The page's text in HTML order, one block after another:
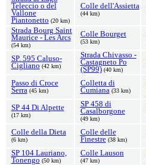
Teleccio o del
Vallone
Piantonetto (20 km)
Colle dell'Assietta
(44 km)
Strada Bourg Saint
Maurice - Les Arcs
(54 km)
Colle Bourget
(53 km)
SP. 595 Caluso-
Cigliano (42 km)
Strada Chivasso -
Castagneto Po
(SP99) (40 km)
Passo di Croce
Serra (45 km)
Colletta di
Cumiana (33 km)
SP 44 Di Alpette
(17 km)
SP 458 di
Casalborgone
(49 km)
Colle della Dieta
(6 km)
Colle delle
Finestre (38 km)
SP 104 Lauriano,
Tonengo (50 km)
Colle Lauson
(47 km)